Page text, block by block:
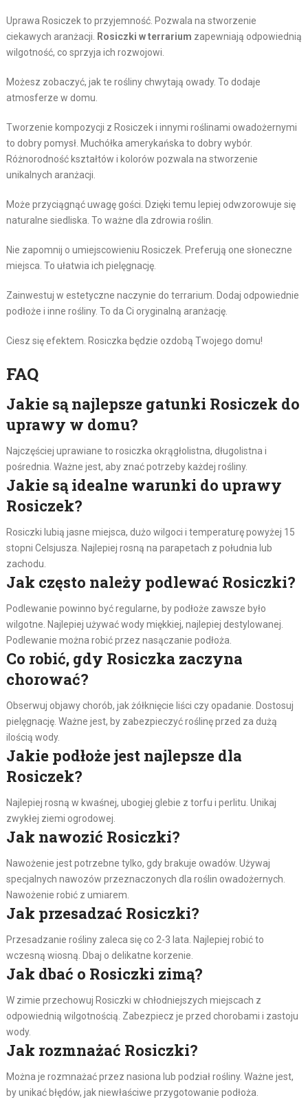
Uprawa Rosiczek to przyjemność. Pozwala na stworzenie
ciekawych aranżacji. Rosiczki w terrarium zapewniają odpowiednią
wilgotność, co sprzyja ich rozwojowi.
Możesz zobaczyć, jak te rośliny chwytają owady. To dodaje
atmosferze w domu.
Tworzenie kompozycji z Rosiczek i innymi roślinami owadożernymi
to dobry pomysł. Muchółka amerykańska to dobry wybór.
Różnorodność kształtów i kolorów pozwala na stworzenie
unikalnych aranżacji.
Może przyciągnąć uwagę gości. Dzięki temu lepiej odwzorowuje się
naturalne siedliska. To ważne dla zdrowia roślin.
Nie zapomnij o umiejscowieniu Rosiczek. Preferują one słoneczne
miejsca. To ułatwia ich pielęgnację.
Zainwestuj w estetyczne naczynie do terrarium. Dodaj odpowiednie
podłoże i inne rośliny. To da Ci oryginalną aranżację.
Ciesz się efektem. Rosiczka będzie ozdobą Twojego domu!
FAQ
Jakie są najlepsze gatunki Rosiczek do
uprawy w domu?
Najczęściej uprawiane to rosiczka okrągłolistna, długolistna i
pośrednia. Ważne jest, aby znać potrzeby każdej rośliny.
Jakie są idealne warunki do uprawy
Rosiczek?
Rosiczki lubią jasne miejsca, dużo wilgoci i temperaturę powyżej 15
stopni Celsjusza. Najlepiej rosną na parapetach z południa lub
zachodu.
Jak często należy podlewać Rosiczki?
Podlewanie powinno być regularne, by podłoże zawsze było
wilgotne. Najlepiej używać wody miękkiej, najlepiej destylowanej.
Podlewanie można robić przez nasączanie podłoża.
Co robić, gdy Rosiczka zaczyna
chorować?
Obserwuj objawy chorób, jak żółknięcie liści czy opadanie. Dostosuj
pielęgnację. Ważne jest, by zabezpieczyć roślinę przed za dużą
ilością wody.
Jakie podłoże jest najlepsze dla
Rosiczek?
Najlepiej rosną w kwaśnej, ubogiej glebie z torfu i perlitu. Unikaj
zwykłej ziemi ogrodowej.
Jak nawozić Rosiczki?
Nawożenie jest potrzebne tylko, gdy brakuje owadów. Używaj
specjalnych nawozów przeznaczonych dla roślin owadożernych.
Nawożenie robić z umiarem.
Jak przesadzać Rosiczki?
Przesadzanie rośliny zaleca się co 2-3 lata. Najlepiej robić to
wczesną wiosną. Dbaj o delikatne korzenie.
Jak dbać o Rosiczki zimą?
W zimie przechowuj Rosiczki w chłodniejszych miejscach z
odpowiednią wilgotnością. Zabezpiecz je przed chorobami i zastoju
wody.
Jak rozmnażać Rosiczki?
Można je rozmnażać przez nasiona lub podział rośliny. Ważne jest,
by unikać błędów, jak niewłaściwe przygotowanie podłoża.